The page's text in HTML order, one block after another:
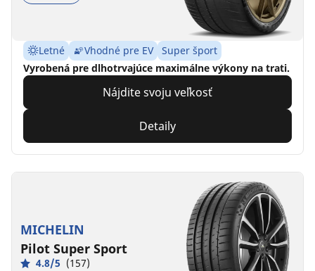
Letné Vhodné pre EV
Super šport
Vyrobená pre dlhotrvajúce maximálne výkony na trati.
Nájdite svoju veľkosť
Detaily
MICHELIN
Pilot Super Sport
4.8/5 (157)